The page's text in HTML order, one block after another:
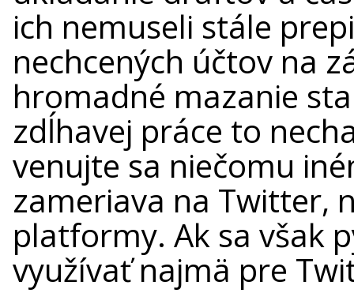
ich nemuseli stále
nechcených účtov na
hromadné mazanie
zdĺhavej práce to
venujte sa niečomu
zameriava na Twitter,
platformy. Ak sa však
využívať najmä pre